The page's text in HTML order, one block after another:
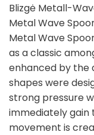
Blizgė Metall-
Metal Wave
Metal Wave
as a classic
enhanced by the
shapes were
strong pressure
immediately gain
movement is